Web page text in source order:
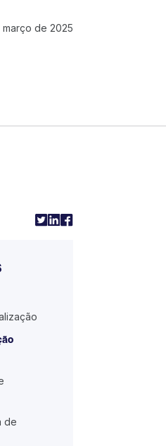
março de 2025
de